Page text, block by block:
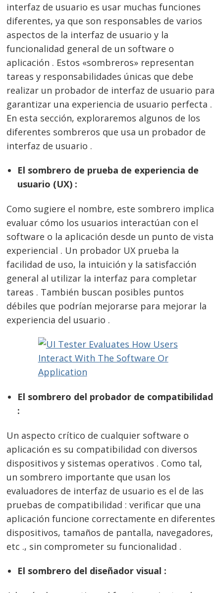
interfaz de usuario es usar muchas funciones
diferentes, ya que son responsables de varios
aspectos de la interfaz de usuario y la
funcionalidad general de un software o
aplicación . Estos «sombreros» representan
tareas y responsabilidades únicas que debe
realizar un probador de interfaz de usuario para
garantizar una experiencia de usuario perfecta .
En esta sección, exploraremos algunos de los
diferentes sombreros que usa un probador de
interfaz de usuario .
El sombrero de prueba de experiencia de
usuario (UX) :
Como sugiere el nombre, este sombrero implica
evaluar cómo los usuarios interactúan con el
software o la aplicación desde un punto de vista
experiencial . Un probador UX prueba la
facilidad de uso, la intuición y la satisfacción
general al utilizar la interfaz para completar
tareas . También buscan posibles puntos
débiles que podrían mejorarse para mejorar la
experiencia del usuario .
El sombrero del probador de compatibilidad
:
Un aspecto crítico de cualquier software o
aplicación es su compatibilidad con diversos
dispositivos y sistemas operativos . Como tal,
un sombrero importante que usan los
evaluadores de interfaz de usuario es el de las
pruebas de compatibilidad : verificar que una
aplicación funcione correctamente en diferentes
dispositivos, tamaños de pantalla, navegadores,
etc ., sin comprometer su funcionalidad .
El sombrero del diseñador visual :